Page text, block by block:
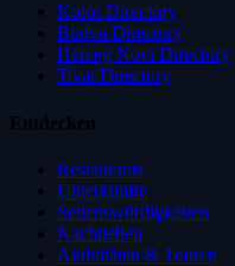
Kotor Directory
Budva Directory
Herceg Novi Directory
Tivat Directory
Entdecken
Restaurants
Unterkünfte
Sehenswürdigkeiten
Nachtleben
Aktivitäten & Touren